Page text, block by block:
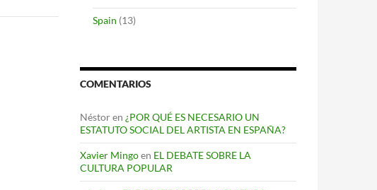
Spain (13)
COMENTARIOS
Néstoren ¿POR QUÉ ES NECESARIO UN
ESTATUTO SOCIAL DEL ARTISTA EN ESPAÑA?
Xavier Mingoen EL DEBATE SOBRE LA
CULTURA POPULAR